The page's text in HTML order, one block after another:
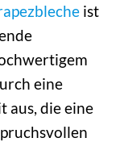
ist
eine
aus, die eine